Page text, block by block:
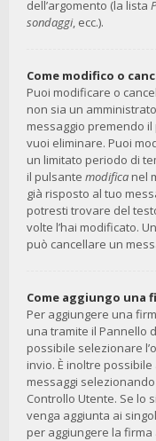
dell’argomento (la lista
sondaggi, ecc.).
Come modifico o
Puoi modificare o
non sia un
messaggio premendo il
vuoi eliminare. Puoi
un limitato periodo di
il pulsante modifica nel
già risposto al tuo
potresti trovare del
volte l’hai modificato.
può cancellare un
Come aggiungo una
Per aggiungere una
una tramite il Pannello
possibile selezionare
invio. È inoltre
messaggi
Controllo Utente. Se lo
venga aggiunta ai
per aggiungere la firma